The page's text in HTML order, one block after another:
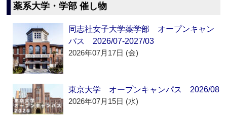
薬系大学・学部 催し物
同志社女子大学薬学部 オープンキャン
パス 2026/07-2027/03
2026年07月17日 (金)
東京大学 オープンキャンパス 2026/08
2026年07月15日 (水)